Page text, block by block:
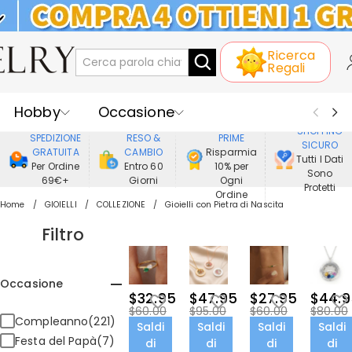
KLARNA: PAGAMENTO A RATE SENZA
INTERESSI
Ricerca
Regali
Hobby
Occasione
Ricevente
Best Seller
Nuovi
Gioielli
Casa&Vita
Abbigliamento
SPEDIZIONE
GRATUITA
Per Ordine
69€+
RESO &
CAMBIO
Entro 60
Giorni
PRIME
Risparmia
10% per
Ogni
Ordine
SHOPPING
SICURO
Tutti I Dati
Sono
Protetti
Home GIOIELLI COLLEZIONE Gioielli con Pietra di Nascita
Filtro
Occasione
Compleanno(221)
Festa del Papà(7)
$32.95
$60.00
Saldi
di
$47.95
$95.00
Saldi
di
$27.95
$60.00
Saldi
di
$80.00
Saldi
di